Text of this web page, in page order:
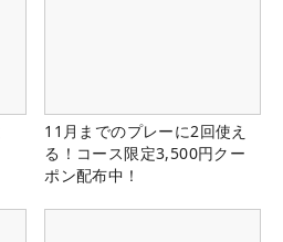
11月までのプレーに2回使え
る！コース限定3,500円クー
ポン配布中！